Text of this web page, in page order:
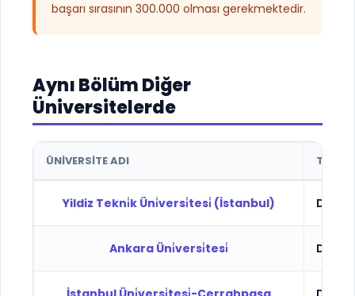
başarı sırasının 300.000 olması gerekmektedir.
Aynı Bölüm Diğer
Üniversitelerde
ÜNIVERSITE ADI TÜR
Yildiz Tekni̇k Üni̇versi̇tesi̇ (İstanbul) Devlet
Ankara Üni̇versi̇tesi̇ Devlet